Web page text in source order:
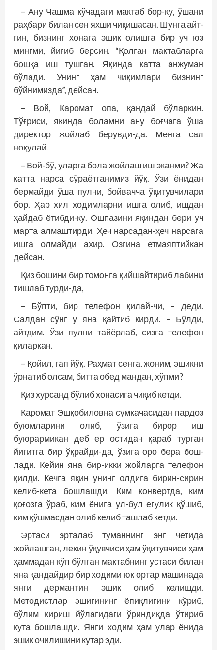
– Ану Чашма кўчадаги мактаб бор-ку, ўшани
раҳбари билан сен яхши чиқишасан. Шунга айт­
гин, бизнинг хонага эшик олишга бир уч юз
мингми, йиғиб берсин. “Қолган мактабларга
бош­­қа иш тушган. Яқинда катта анжуман
бўлади. Унинг ҳам чиқимлари бизнинг
бўйнимизда”, дейсан.
– Вой, Каромат опа, қандай бўларкин.
Тўғриси, яқинда боламни ану боғчага ўша
директор жойлаб берувди-да. Менга сал
ноқулай.
– Вой-бў, уларга бола жойлаш иш эканми? Жа
катта нарса сўраётганимиз йўқ. Ўзи ёнидан
бермайди ўша пулни, бойвачча ўқитувчилари
бор. Ҳар хил ходимларни ишга олиб, ишдан
ҳайдаб ётибди-ку. Ошпазини яқиндан бери уч
марта алмаштирди. Ҳеч нарсадан-ҳеч нарсага
ишга олмайди ахир. Озгина етмаяптийкан
дейсан.
Қиз бошини бир томонга қийшайтириб лабини
тишлаб турди-да,
– Бўпти, бир телефон қилай-чи, – деди.
Салдан сўнг у яна қайтиб кирди. – Бўлди,
айтдим. Ўзи пулни тайёрлаб, сизга телефон
қиларкан.
– Қойил, гап йўқ. Раҳмат сенга, жоним, эшикни
ўрнатиб олсам, битта обед мандан, хўпми?
Қиз хурсанд бўлиб хонасига чиқиб кетди.
Каромат Эшқобиловна сумкачасидан пардоз
буюмларини олиб, ўзига бирор иш
буюрармикан деб ер остидан қараб турган
йигитга бир ўқрайди-да, ўзига оро бера бош­
лади. Кейин яна бир-икки жойларга телефон
қилди. Кечга яқин унинг олдига бирин-сирин
келиб-кета бошлашди. Ким конвертда, ким
қоғозга ўраб, ким ёнига ул-бул егулик қўшиб,
ким қўшмасдан олиб келиб ташлаб кетди.
Эртаси эрталаб туманнинг энг четида
жойлашган, лекин ўқувчиси ҳам ўқитувчиси ҳам
ҳаммадан кўп бўлган мактабнинг устаси билан
яна қандайдир бир ходими юк ортар машинада
янги дермантин эшик олиб келишди.
Методистлар эшигининг ёпиқлигини кўриб,
бўлим кириш йўлагидаги ўриндиқда ўтириб
кута бошлашди. Янги ходим ҳам улар ёнида
эшик очилишини кутар эди.